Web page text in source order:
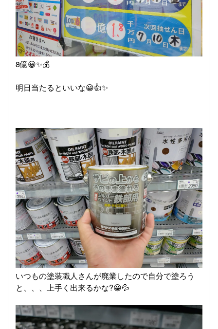
8億😀✨💰️
明日当たるといいな😀👍✨
いつもの塗装職人さんが廃業したので自分で塗ろう
と、、、上手く出来るかな?😀💦